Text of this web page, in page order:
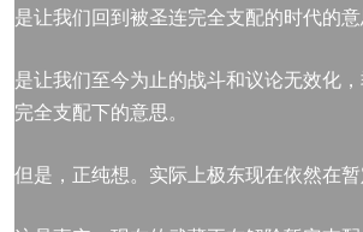
是让我们回到被圣连完全支配的时代的意
是让我们至今为止的战斗和议论无效化
完全支配下的意思。
但是，正纯想。实际上极东现在依然在暂